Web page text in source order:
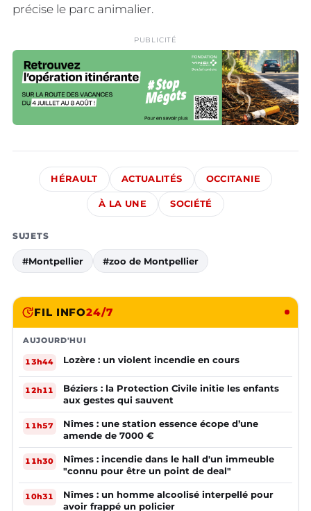
précise le parc animalier.
PUBLICITÉ
HÉRAULT ACTUALITÉS OCCITANIE
À LA UNE SOCIÉTÉ
SUJETS
#Montpellier #zoo de Montpellier
FIL INFO24/7
AUJOURD'HUI
13h44 Lozère : un violent incendie en cours
12h11
Béziers : la Protection Civile initie les enfants
aux gestes qui sauvent
11h57
Nîmes : une station essence écope d’une
amende de 7000 €
11h30
Nîmes : incendie dans le hall d'un immeuble
"connu pour être un point de deal"
10h31
Nîmes : un homme alcoolisé interpellé pour
avoir frappé un policier